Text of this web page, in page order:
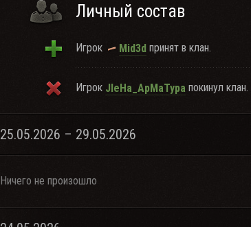
Личный состав
Игрок Mid3d принят в клан.
Игрок JleHa_ApMaTypa покинул клан.
25.05.2026 – 29.05.2026
Ничего не произошло